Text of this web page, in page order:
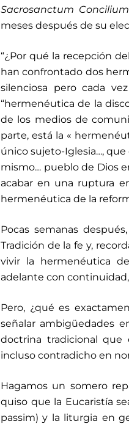
Sacrosanctum Concilium
meses después de su
“¿Por qué la recepción
han confrontado dos
silenciosa pero cada
“hermenéutica de la
de los medios de
parte, está la «
único sujeto-Iglesia…,
mismo… pueblo de Dios
acabar en una ruptura
hermenéutica de la
Pocas semanas
Tradición de la fe y,
vivir la hermenéutica
adelante con
Pero, ¿qué es
señalar ambigüedades
doctrina tradicional que
incluso contradicho en
Hagamos un somero
quiso que la Eucaristía
passim) y la liturgia en